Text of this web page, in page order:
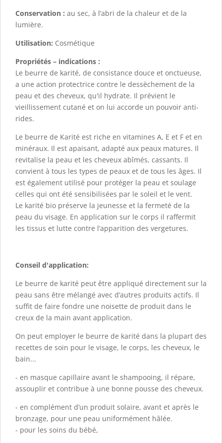
Conservation : au sec, à l’abri de la chaleur et de la
lumière.
Utilisation: Cosmétique
Propriétés – indications :
Le beurre de karité, de consistance douce et onctueuse,
a une action protectrice contre le dessèchement de la
peau et des cheveux, qu'il hydrate. Il prévient le
vieillissement cutané et on lui accorde un pouvoir anti-
rides.
Le beurre de Karité est riche en vitamines A, E et F et en
minéraux. Il est apaisant, adapté aux peaux matures. Il
revitalise la peau et les cheveux abîmés, cassants. Il
convient à tous les types de peaux et de tous les âges. Il
est également utilisé pour protéger la peau et soulage
celles qui ont été sensibilisées par le soleil et le vent.
Le karité bio préserve la jeunesse et la fermeté de la
peau du visage. En application sur le corps il raffermit
les tissus et lutte contre l’apparition des vergetures.
Conseil d'application:
Le beurre de karité peut être appliqué directement sur la
peau sans être mélangé avec d’autres produits actifs. Il
suffit de faire fondre une noisette de produit dans le
creux de la main avant application.
On peut employer le beurre de karité dans la plupart des
recettes de soin pour le visage, le corps, les cheveux, le
bain...
- en masque capillaire avant le shampooing, il répare,
assouplir et contribue à une bonne pousse des cheveux.
- en complément d’un produit solaire, avant et après le
bronzage, pour une peau uniformément hâlée.
- pour les soins du bébé,